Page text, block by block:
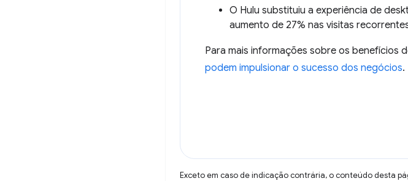
O Hulu substituiu a experiência de
aumento de 27% nas visitas
Para mais informações sobre os benefícios
podem impulsionar o sucesso dos negócios.
Exceto em caso de indicação contrária, o conteúdo desta